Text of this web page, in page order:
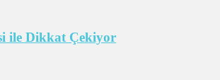
ile Dikkat Çekiyor